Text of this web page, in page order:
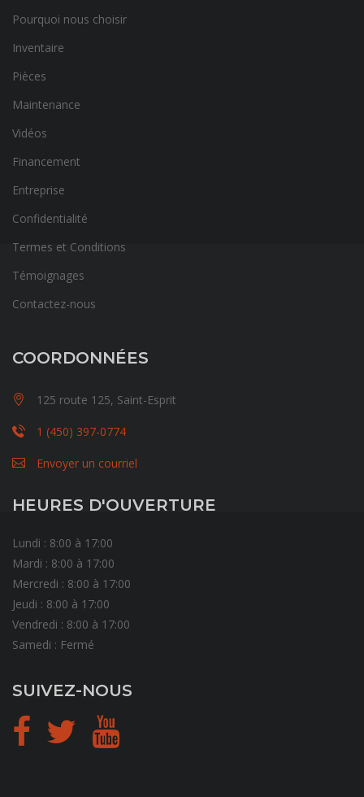
Pourquoi nous choisir
Inventaire
Pièces
Maintenance
Vidéos
Financement
Entreprise
Confidentialité
Termes et Conditions
Témoignages
Contactez-nous
COORDONNÉES
125 route 125, Saint-Esprit
1 (450) 397-0774
Envoyer un courriel
HEURES D'OUVERTURE
Lundi : 8:00 à 17:00
Mardi : 8:00 à 17:00
Mercredi : 8:00 à 17:00
Jeudi : 8:00 à 17:00
Vendredi : 8:00 à 17:00
Samedi : Fermé
SUIVEZ-NOUS